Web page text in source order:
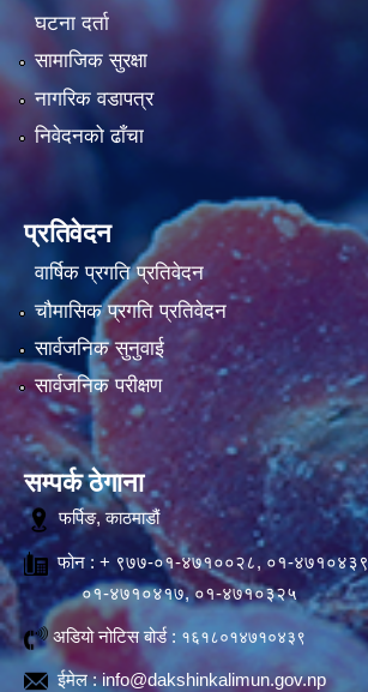
घटना दर्ता
सामाजिक सुरक्षा
नागरिक वडापत्र
निवेदनको ढाँचा
प्रतिवेदन
वार्षिक प्रगति प्रतिवेदन
चौमासिक प्रगति प्रतिवेदन
सार्वजनिक सुनुवाई
सार्वजनिक परीक्षण
सम्पर्क ठेगाना
फर्पिङ, काठमाडौं
फोन : + ९७७-०१-४७१००२८, ०१-४७१०४३९
०१-४७१०४१७, ०१-४७१०३२५
अडियो नोटिस बोर्ड : १६१८०१४७१०४३९
ईमेल :info@dakshinkalimun.gov.np